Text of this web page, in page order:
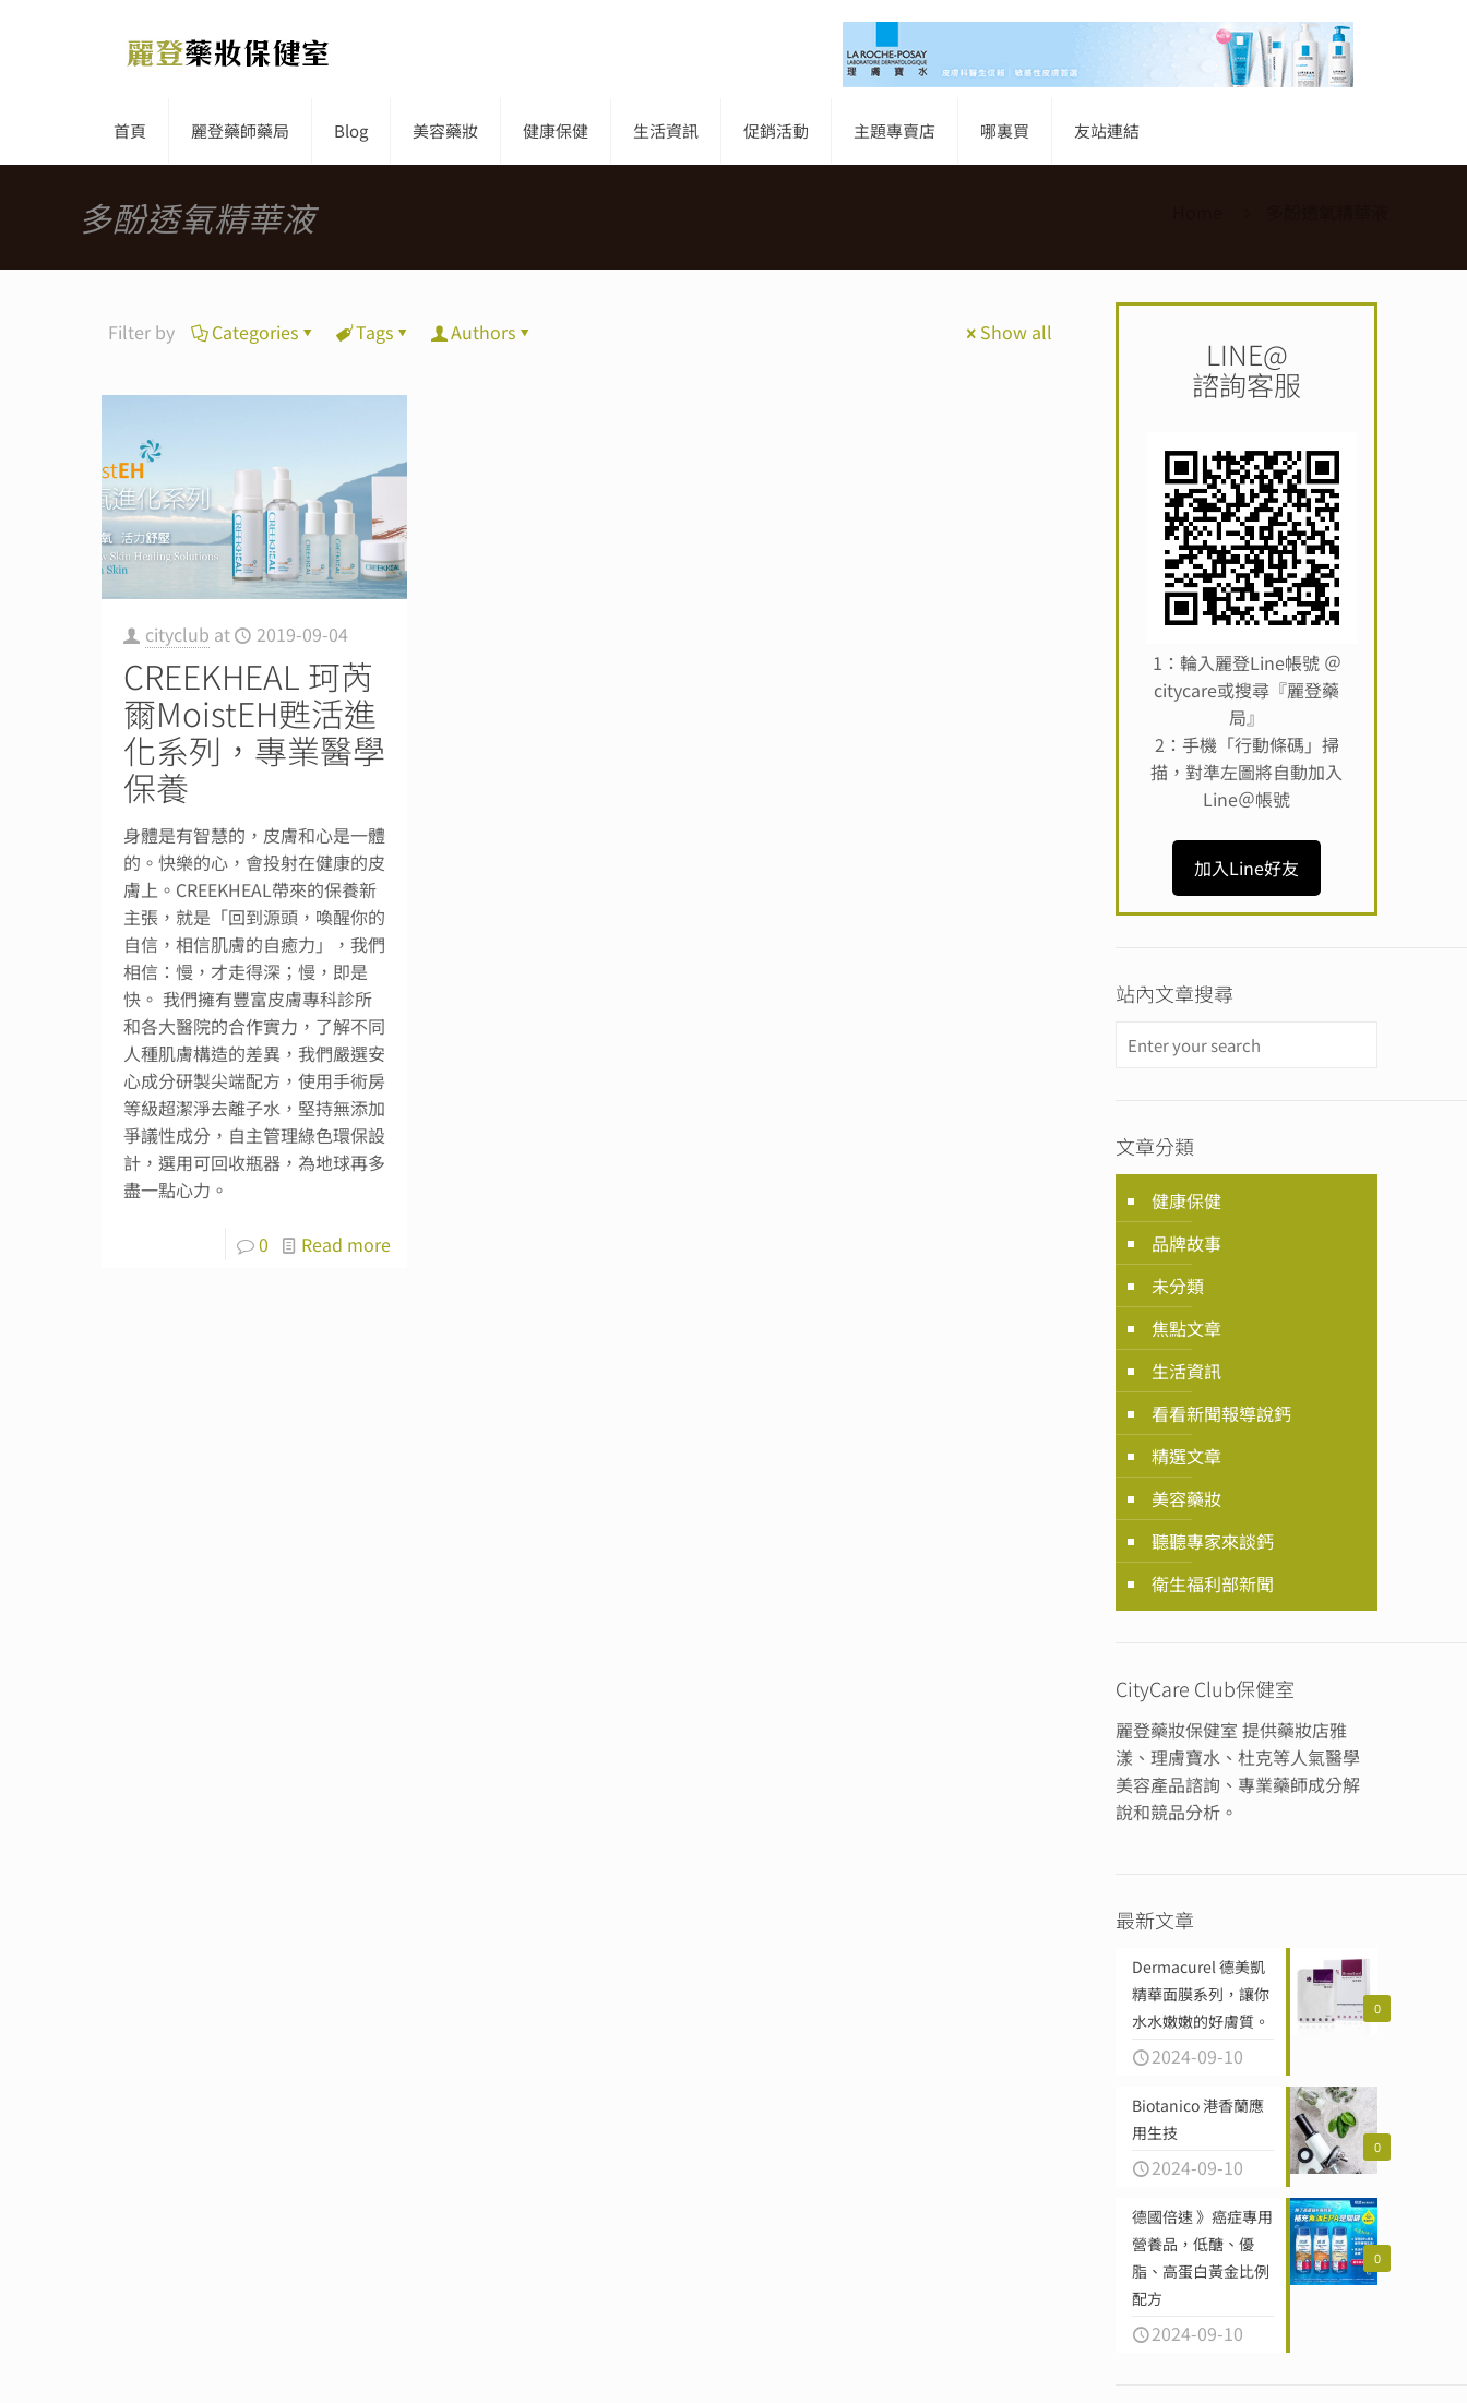
首頁 麗登藥師藥局 Blog 美容藥妝 健康保健 生活資訊 促銷活動 主題專賣店 哪裏買 友站連結
多酚透氧精華液
Filter by Categories Tags Authors Show all
cityclub at 2019-09-04
CREEKHEAL 珂芮
爾MoistEH甦活進
化系列，專業醫學
保養
身體是有智慧的，皮膚和心是一體
的。快樂的心，會投射在健康的皮
膚上。CREEKHEAL帶來的保養新
主張，就是「回到源頭，喚醒你的
自信，相信肌膚的自癒力」，我們
相信：慢，才走得深；慢，即是
快。 我們擁有豐富皮膚專科診所
和各大醫院的合作實力，了解不同
人種肌膚構造的差異，我們嚴選安
心成分研製尖端配方，使用手術房
等級超潔淨去離子水，堅持無添加
爭議性成分，自主管理綠色環保設
計，選用可回收瓶器，為地球再多
盡一點心力。
0 Read more
LINE@
諮詢客服
1：輪入麗登Line帳號 ＠
citycare或搜尋『麗登藥
局』
2：手機「行動條碼」掃
描，對準左圖將自動加入
Line＠帳號
加入Line好友
站內文章搜尋
文章分類
健康保健
品牌故事
未分類
焦點文章
生活資訊
看看新聞報導說鈣
精選文章
美容藥妝
聽聽專家來談鈣
衛生福利部新聞
CityCare Club保健室
麗登藥妝保健室 提供藥妝店雅
漾、理膚寶水、杜克等人氣醫學
美容產品諮詢、專業藥師成分解
說和競品分析。
最新文章
0
Dermacurel 德美凱
精華面膜系列，讓你
水水嫩嫩的好膚質。
2024-09-10
0
Biotanico 港香蘭應
用生技
2024-09-10
0
德國倍速 》癌症專用
營養品，低醣、優
脂、高蛋白黃金比例
配方
2024-09-10